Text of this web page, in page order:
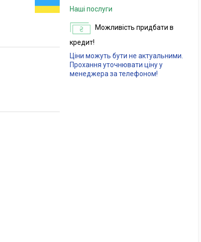
Наші послуги
Можливість придбати в
кредит!
Ціни можуть бути не актуальними.
Прохання уточнювати ціну у
менеджера за телефоном!